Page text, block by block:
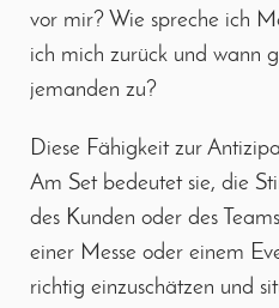
vor mir? Wie spreche ich
ich mich zurück und wann
jemanden zu?
Diese Fähigkeit zur
Am Set bedeutet sie, die
des Kunden oder des
einer Messe oder einem
richtig einzuschätzen und